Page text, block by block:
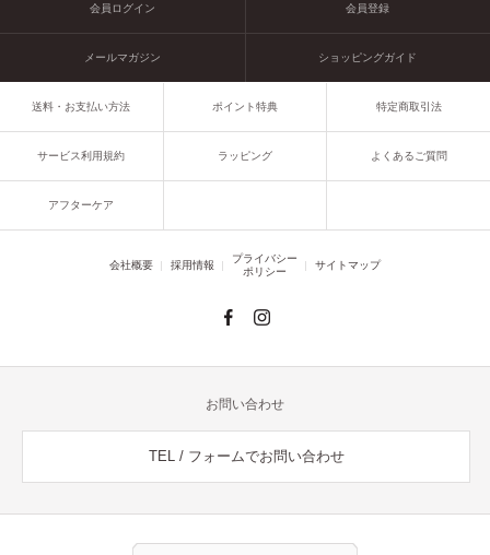
会員ログイン 会員登録
メールマガジン ショッピングガイド
送料・お支払い方法 ポイント特典 特定商取引法
サービス利用規約 ラッピング よくあるご質問
アフターケア
会社概要 採用情報
プライバシー
ポリシー
サイトマップ
お問い合わせ
TEL / フォームでお問い合わせ